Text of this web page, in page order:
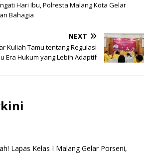
Hari Ibu, Polresta Malang Kota Gelar
Bahagia
NEXT
Kuliah Tamu tentang Regulasi
Era Hukum yang Lebih Adaptif
Lapas Kelas I Malang Gelar Porseni,